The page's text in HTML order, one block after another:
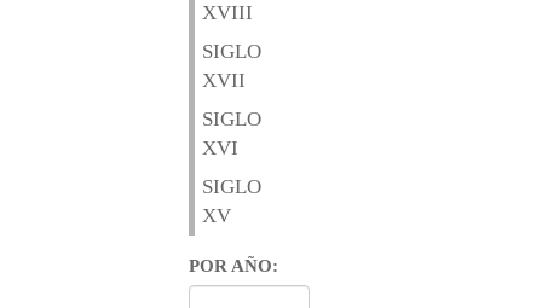
XVIII
SIGLO
XVII
SIGLO
XVI
SIGLO
XV
POR AÑO: